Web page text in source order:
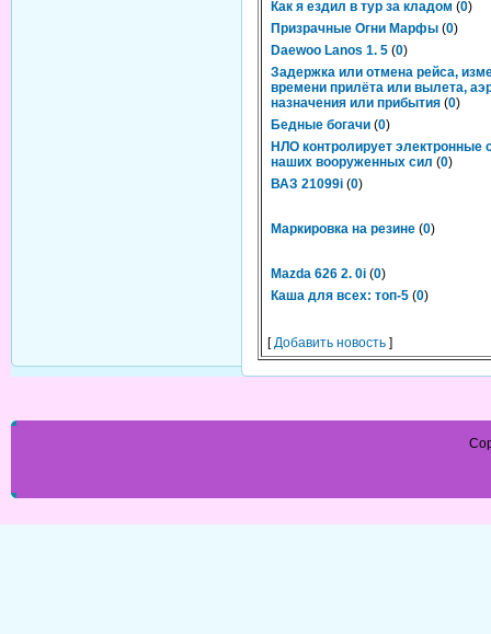
Как я ездил в тур за кладом (0)
Призрачные Огни Марфы (0)
Daewoo Lanos 1. 5 (0)
Задержка или отмена рейса,
времени прилёта или вылета,
назначения или прибытия (0)
Бедные богачи (0)
НЛО контролирует электронные
наших вооруженных сил (0)
ВАЗ 21099i (0)
Маркировка на резине (0)
Mazda 626 2. 0i (0)
Каша для всех: топ-5 (0)
[Добавить новость ]